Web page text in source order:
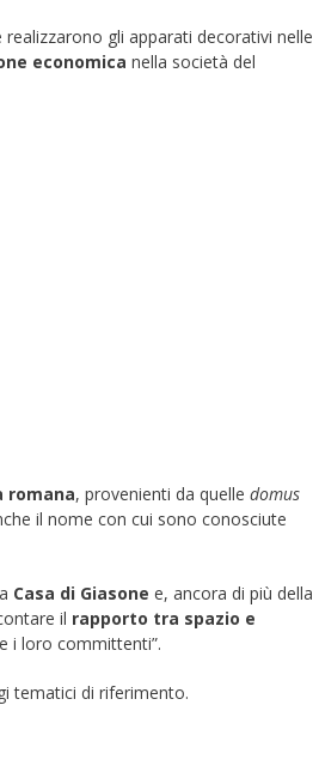
gli apparati decorativi nelle
economica nella società del
romana, provenienti da quelle domus
il nome con cui sono conosciute
Casa di Giasone e, ancora di più della
il rapporto tra spazio e
e i loro committenti”.
tematici di riferimento.